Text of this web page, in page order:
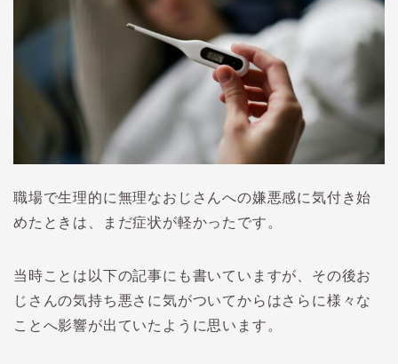
職場で生理的に無理なおじさんへの嫌悪感に気付き始
めたときは、まだ症状が軽かったです。
当時ことは以下の記事にも書いていますが、その後お
じさんの気持ち悪さに気がついてからはさらに様々な
ことへ影響が出ていたように思います。